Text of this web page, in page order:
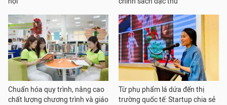
Chuẩn hóa quy trình, nâng cao
chất lượng chương trình và giáo
Từ phụ phẩm lá dứa đến thị
trường quốc tế: Startup chia sẻ